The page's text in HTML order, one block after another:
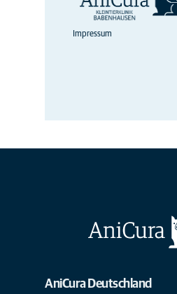
Impressum
AniCura Deutschland